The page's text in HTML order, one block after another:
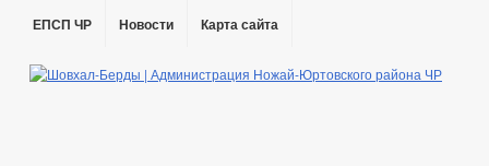
ЕПСП ЧР Новости Карта сайта